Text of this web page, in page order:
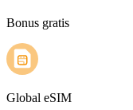
Bonus gratis
Global eSIM